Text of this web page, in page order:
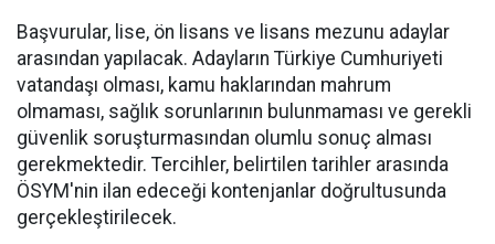
Başvurular, lise, ön lisans ve lisans mezunu adaylar
arasından yapılacak. Adayların Türkiye Cumhuriyeti
vatandaşı olması, kamu haklarından mahrum
olmaması, sağlık sorunlarının bulunmaması ve gerekli
güvenlik soruşturmasından olumlu sonuç alması
gerekmektedir. Tercihler, belirtilen tarihler arasında
ÖSYM'nin ilan edeceği kontenjanlar doğrultusunda
gerçekleştirilecek.